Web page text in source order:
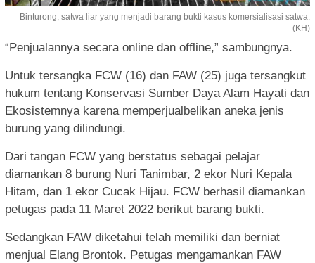
Binturong, satwa liar yang menjadi barang bukti kasus komersialisasi satwa.
(KH)
“Penjualannya secara online dan offline,” sambungnya.
Untuk tersangka FCW (16) dan FAW (25) juga tersangkut
hukum tentang Konservasi Sumber Daya Alam Hayati dan
Ekosistemnya karena memperjualbelikan aneka jenis
burung yang dilindungi.
Dari tangan FCW yang berstatus sebagai pelajar
diamankan 8 burung Nuri Tanimbar, 2 ekor Nuri Kepala
Hitam, dan 1 ekor Cucak Hijau. FCW berhasil diamankan
petugas pada 11 Maret 2022 berikut barang bukti.
Sedangkan FAW diketahui telah memiliki dan berniat
menjual Elang Brontok. Petugas mengamankan FAW